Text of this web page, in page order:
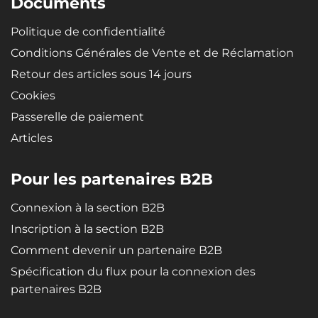
Politique de confidentialité
Conditions Générales de Vente et de Réclamation
Retour des articles sous 14 jours
Cookies
Passerelle de paiement
Articles
Pour les partenaires B2B
Connexion à la section B2B
Inscription à la section B2B
Comment devenir un partenaire B2B
Spécification du flux pour la connexion des
partenaires B2B